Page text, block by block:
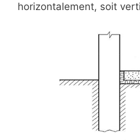
horizontalement, soit